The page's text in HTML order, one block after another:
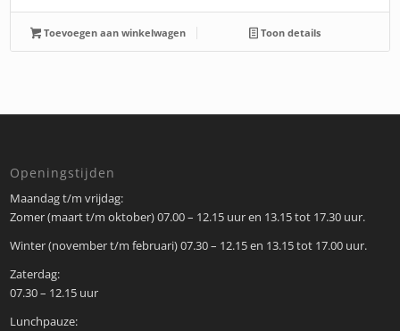
Toevoegen aan winkelwagen Toon details
Openingstijden
Maandag t/m vrijdag:
Zomer (maart t/m oktober) 07.00 – 12.15 uur en 13.15 tot 17.30 uur.
Winter (november t/m februari) 07.30 – 12.15 en 13.15 tot 17.00 uur.
Zaterdag:
07.30 – 12.15 uur
Lunchpauze: